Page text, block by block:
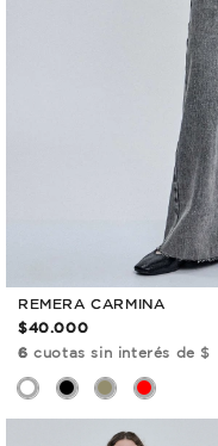
REMERA CARMINA
$40.000
6 cuotas sin interés de $